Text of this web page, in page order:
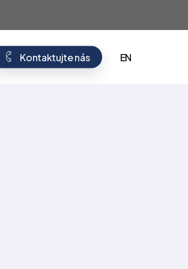
Kontaktujtenás EN